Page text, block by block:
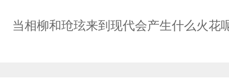
当相柳和玱玹来到现代会产生什么火花